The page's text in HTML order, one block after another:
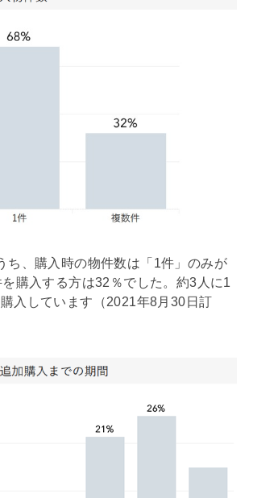
ち、購入時の物件数は「1件」のみが
購入する方は32％でした。約3人に1
入しています（2021年8月30日訂